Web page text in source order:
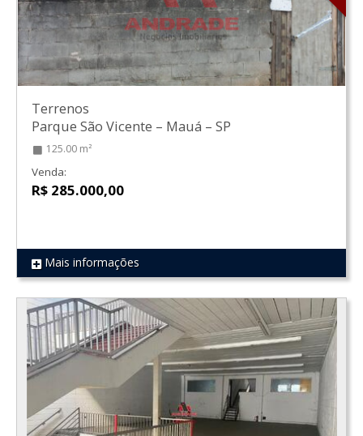
REF 566
Terrenos
Parque São Vicente – Mauá – SP
125.00 m²
Venda:
R$ 285.000,00
Mais informações